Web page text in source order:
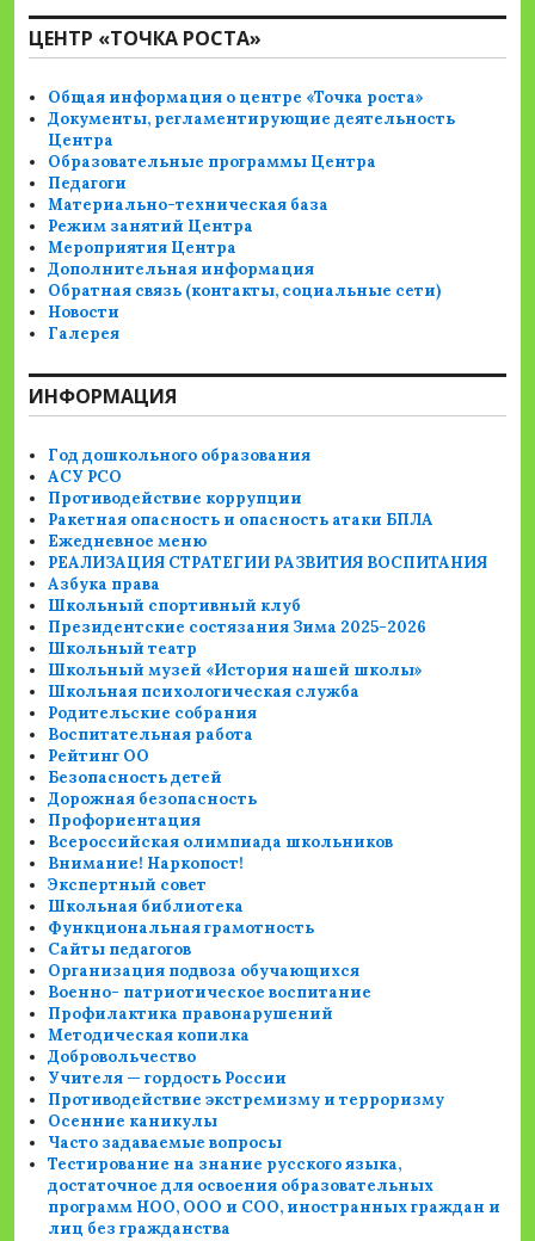
ЦЕНТР «ТОЧКА РОСТА»
Общая информация о центре «Точка роста»
Документы, регламентирующие деятельность
Центра
Образовательные программы Центра
Педагоги
Материально-техническая база
Режим занятий Центра
Мероприятия Центра
Дополнительная информация
Обратная связь (контакты, социальные сети)
Новости
Галерея
ИНФОРМАЦИЯ
Год дошкольного образования
АСУ РСО
Противодействие коррупции
Ракетная опасность и опасность атаки БПЛА
Ежедневное меню
РЕАЛИЗАЦИЯ СТРАТЕГИИ РАЗВИТИЯ ВОСПИТАНИЯ
Азбука права
Школьный спортивный клуб
Президентские состязания Зима 2025-2026
Школьный театр
Школьный музей «История нашей школы»
Школьная психологическая служба
Родительские собрания
Воспитательная работа
Рейтинг ОО
Безопасность детей
Дорожная безопасность
Профориентация
Всероссийская олимпиада школьников
Внимание! Наркопост!
Экспертный совет
Школьная библиотека
Функциональная грамотность
Сайты педагогов
Организация подвоза обучающихся
Военно- патриотическое воспитание
Профилактика правонарушений
Методическая копилка
Добровольчество
Учителя — гордость России
Противодействие экстремизму и терроризму
Осенние каникулы
Часто задаваемые вопросы
Тестирование на знание русского языка,
достаточное для освоения образовательных
программ НОО, ООО и СОО, иностранных граждан и
лиц без гражданства